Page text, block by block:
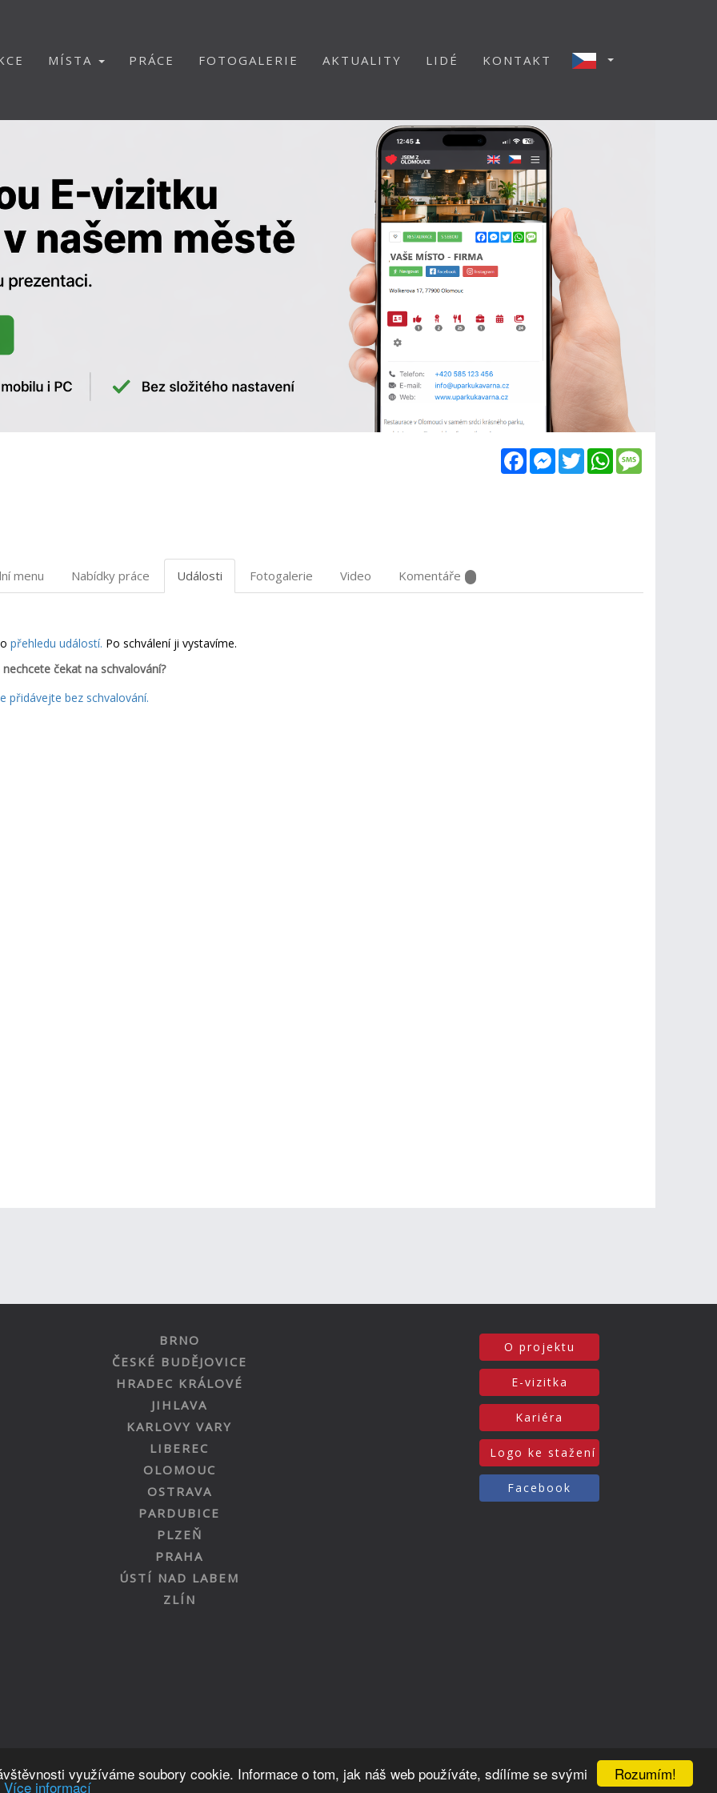
Rozumím!
využíváme soubory cookie. Informace o tom, jak náš web používáte, sdílíme se svými
Více informací
MÍSTA PRÁCE FOTOGALERIE AKTUALITY LIDÉ KONTAKT
FacebookMessenger
TwitterWhatsApp
menu Nabídky práce Události Fotogalerie Video Komentáře
přehledu událostí. Po schválení ji vystavíme.
čekat na schvalování?
přidávejte bez schvalování.
BRNO
ČESKÉ BUDĚJOVICE
HRADEC KRÁLOVÉ
JIHLAVA
KARLOVY VARY
LIBEREC
OLOMOUC
OSTRAVA
PARDUBICE
PLZEŇ
PRAHA
ÚSTÍ NAD LABEM
ZLÍN
O projektu
E-vizitka
Kariéra
Logo ke stažení
Facebook
Nahoru